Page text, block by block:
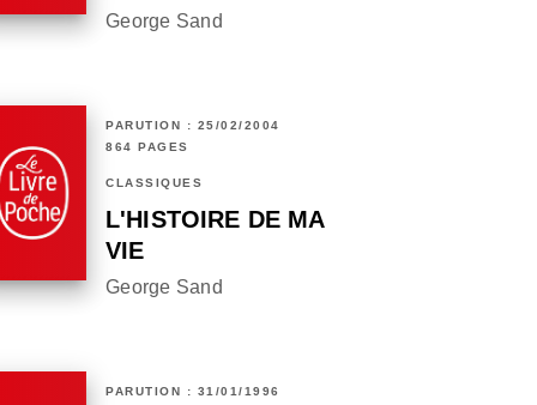
George Sand
PARUTION : 25/02/2004
864 PAGES
CLASSIQUES
L'HISTOIRE DE MA
VIE
George Sand
PARUTION : 31/01/1996